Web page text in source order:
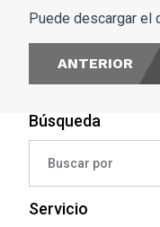
Búsqueda
Servicio
Puede descargar el
ANTERIOR